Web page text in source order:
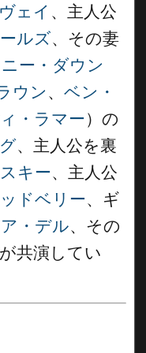
ェイ 、主人公
ルズ、その妻
ー・ダウン
ウン 、 ベン・
・ラマー）の
、主人公を裏
キー、主人公
ドベリー、ギ
・デル、その
共演してい